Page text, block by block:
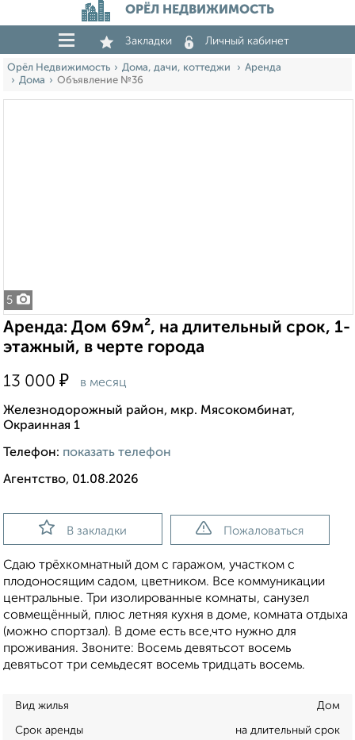
ОРЁЛ НЕДВИЖИМОСТЬ
Закладки Личный кабинет
Орёл Недвижимость Дома, дачи, коттеджи
Аренда
Дома
Объявление №36
5
Аренда: Дом 69м², на длительный срок, 1-
этажный, в черте города
13 000 ₽ в месяц
Железнодорожный район, мкр. Мясокомбинат,
Окраинная 1
Телефон: показать телефон
Агентство, 01.08.2026
В закладки Пожаловаться
Сдаю трёхкомнатный дом с гаражом, участком с
плодоносящим садом, цветником. Все коммуникации
центральные. Три изолированные комнаты, санузел
совмещённый, плюс летняя кухня в доме, комната отдыха
(можно спортзал). В доме есть все,что нужно для
проживания. Звоните: Восемь девятьсот восемь
девятьсот три семьдесят восемь тридцать восемь.
Вид жилья Дом
Срок аренды на длительный срок